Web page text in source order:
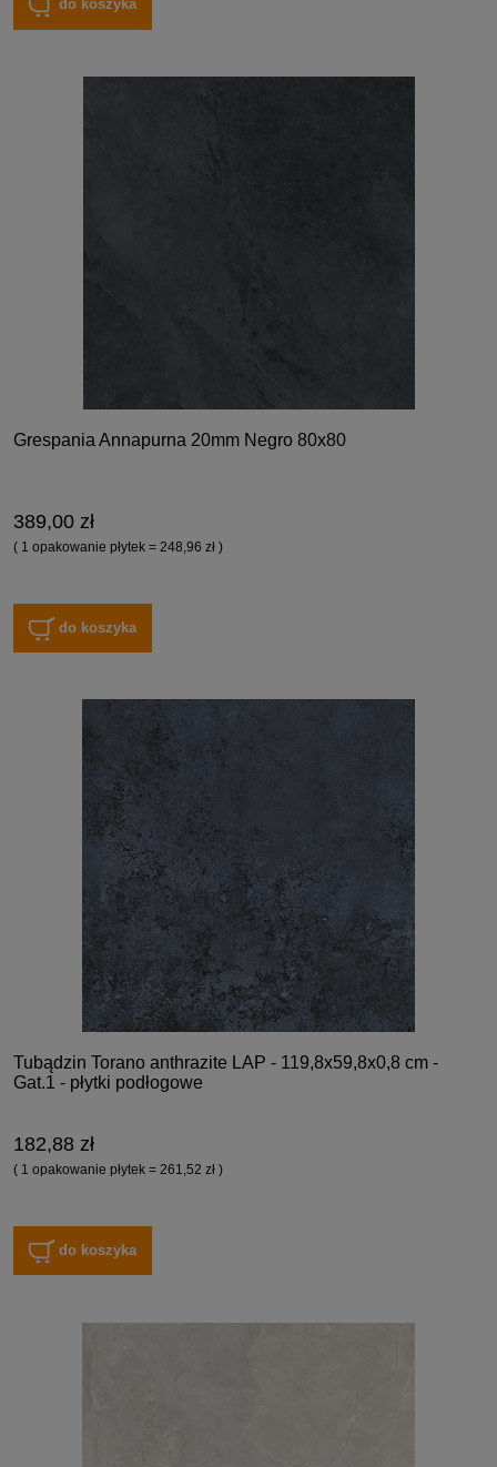
do koszyka
Grespania Annapurna 20mm Negro 80x80
389,00 zł
( 1 opakowanie płytek = 248,96 zł )
do koszyka
Tubądzin Torano anthrazite LAP - 119,8x59,8x0,8 cm -
Gat.1 - płytki podłogowe
182,88 zł
( 1 opakowanie płytek = 261,52 zł )
do koszyka